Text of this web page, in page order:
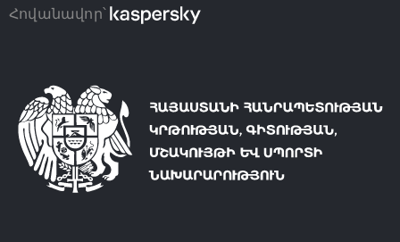
Հովանավոր՝